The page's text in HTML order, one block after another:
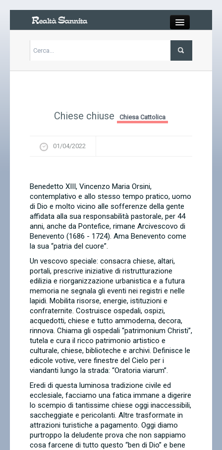
Abbonarsi
Contatti
Chiese chiuse Chiesa Cattolica
01/04/2022
Benedetto XIII, Vincenzo Maria Orsini,
contemplativo e allo stesso tempo pratico, uomo
di Dio e molto vicino alle sofferenze della gente
affidata alla sua responsabilità pastorale, per 44
anni, anche da Pontefice, rimane Arcivescovo di
Benevento (1686 - 1724). Ama Benevento come
la sua “patria del cuore”.
Un vescovo speciale: consacra chiese, altari,
portali, prescrive iniziative di ristrutturazione
edilizia e riorganizzazione urbanistica e a futura
memoria ne segnala gli eventi nei registri e nelle
lapidi. Mobilita risorse, energie, istituzioni e
confraternite. Costruisce ospedali, ospizi,
acquedotti, chiese e tutto ammoderna, decora,
rinnova. Chiama gli ospedali “patrimonium Christi”,
tutela e cura il ricco patrimonio artistico e
culturale, chiese, biblioteche e archivi. Definisce le
edicole votive, vere finestre del Cielo per i
viandanti lungo la strada: “Oratoria viarum”.
Eredi di questa luminosa tradizione civile ed
ecclesiale, facciamo una fatica immane a digerire
lo scempio di tantissime chiese oggi inaccessibili,
saccheggiate e pericolanti. Altre trasformate in
attrazioni turistiche a pagamento. Oggi diamo
purtroppo la deludente prova che non sappiamo
cosa farcene di tutto questo “ben di Dio” e bene